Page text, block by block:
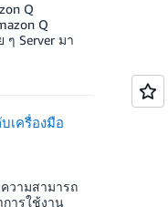
Q
Q
ๆ Server มา
เครื่องมือ
วามสามารถ
ารใช้งาน